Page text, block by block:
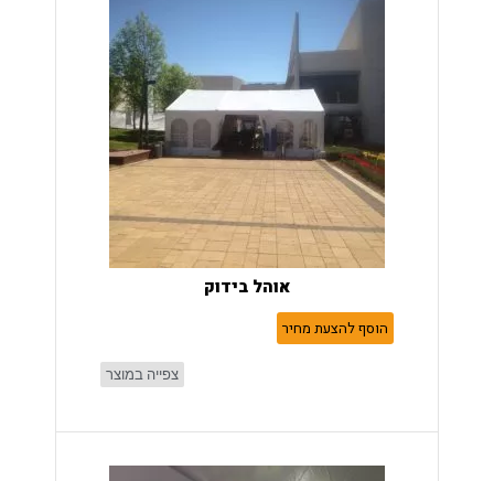
אוהל בידוק
הוסף להצעת מחיר
צפייה במוצר